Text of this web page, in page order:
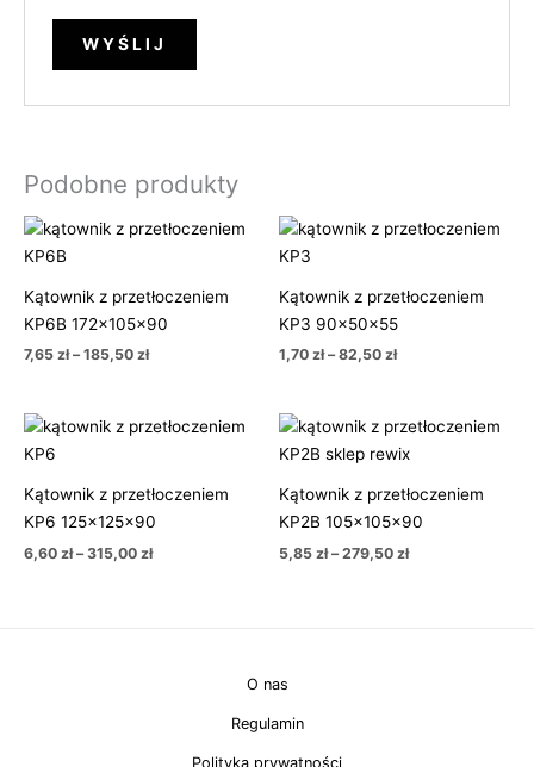
Podobne produkty
Kątownik z przetłoczeniem
KP6B 172x105x90
7,65 zł – 185,50 zł
Zakres
cen:
do
185,50 zł
Kątownik z przetłoczeniem
KP3 90x50x55
1,70 zł – 82,50 zł
Zakres
cen:
do
82,50 zł
Kątownik z przetłoczeniem
KP6 125x125x90
6,60 zł – 315,00 zł
Zakres
do
315,00 zł
Kątownik z przetłoczeniem
KP2B 105x105x90
5,85 zł – 279,50 zł
Zakres
od
do
279,50 zł
O nas
Regulamin
Polityka prywatności